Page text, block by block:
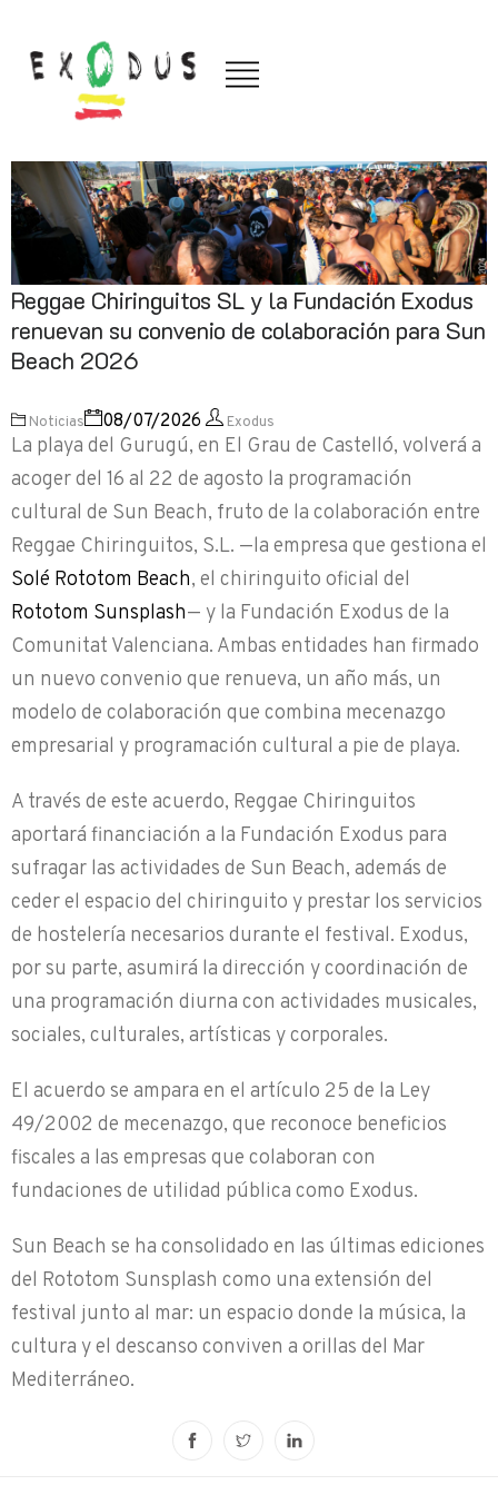
Reggae Chiringuitos SL y la Fundación Exodus
renuevan su convenio de colaboración para Sun
Beach 2026
Noticias 08/07/2026 Exodus
La playa del Gurugú, en El Grau de Castelló, volverá a
acoger del 16 al 22 de agosto la programación
cultural de Sun Beach, fruto de la colaboración entre
Reggae Chiringuitos, S.L. —la empresa que gestiona el
Solé Rototom Beach, el chiringuito oficial del
Rototom Sunsplash— y la Fundación Exodus de la
Comunitat Valenciana. Ambas entidades han firmado
un nuevo convenio que renueva, un año más, un
modelo de colaboración que combina mecenazgo
empresarial y programación cultural a pie de playa.
A través de este acuerdo, Reggae Chiringuitos
aportará financiación a la Fundación Exodus para
sufragar las actividades de Sun Beach, además de
ceder el espacio del chiringuito y prestar los servicios
de hostelería necesarios durante el festival. Exodus,
por su parte, asumirá la dirección y coordinación de
una programación diurna con actividades musicales,
sociales, culturales, artísticas y corporales.
El acuerdo se ampara en el artículo 25 de la Ley
49/2002 de mecenazgo, que reconoce beneficios
fiscales a las empresas que colaboran con
fundaciones de utilidad pública como Exodus.
Sun Beach se ha consolidado en las últimas ediciones
del Rototom Sunsplash como una extensión del
festival junto al mar: un espacio donde la música, la
cultura y el descanso conviven a orillas del Mar
Mediterráneo.